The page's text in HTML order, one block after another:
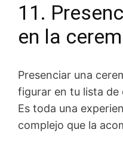
11.
en la
Presenciar una
figurar en tu lista de
Es toda una
complejo que la